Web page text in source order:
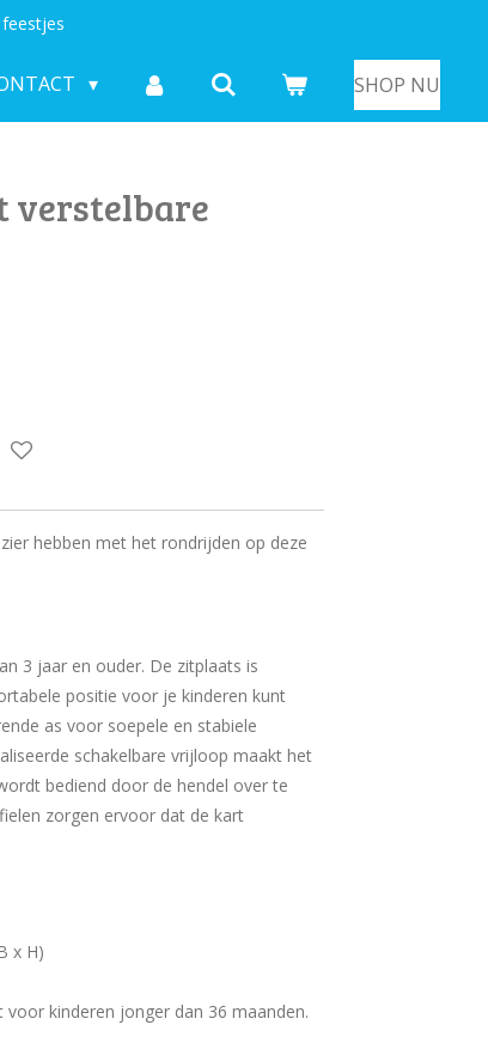
SHOP NU
verstelbare
hebben met het rondrijden op deze
3 jaar en ouder. De zitplaats is
positie voor je kinderen kunt
as voor soepele en stabiele
schakelbare vrijloop maakt het
bediend door de hendel over te
zorgen ervoor dat de kart
x H)
voor kinderen jonger dan 36 maanden.